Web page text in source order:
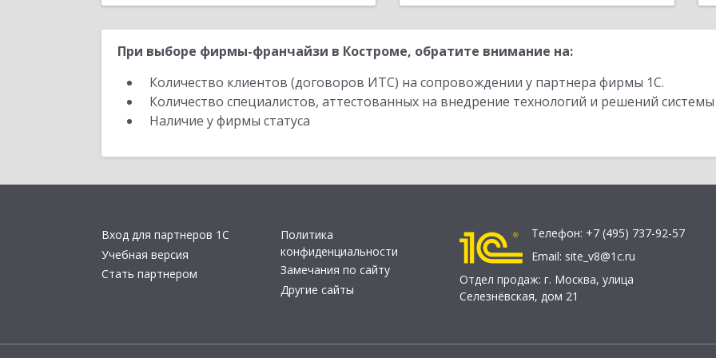
При выборе фирмы-франчайзи в Костроме, обратите внимание на:
Количество клиентов (договоров ИТС) на сопровождении у партнера фирмы 1С.
Количество специалистов, аттестованных на внедрение технологий и решений
Наличие у фирмы статуса
Вход для партнеров 1С
Учебная версия
Стать партнером
Политика
конфиденциальности
Замечания по сайту
Другие сайты
Телефон: +7 (495) 737-92-57
Email: site_v8@1c.ru
Отдел продаж: г. Москва, улица
Селезнёвская, дом 21